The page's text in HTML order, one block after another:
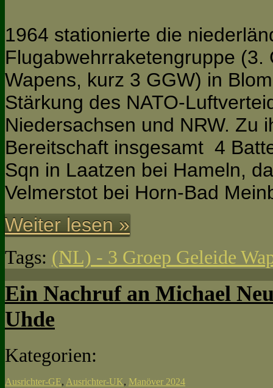
1964 stationierte die
Flugabwehrraketengruppe (3.
Wapens, kurz 3 GGW) in
Stärkung des NATO-
Niedersachsen und NRW. Zu
Bereitschaft insgesamt 4
Sqn in Laatzen bei Hameln,
Velmerstot bei Horn-Bad
Weiter lesen »
Tags: (NL) - 3 Groep Geleide
Ein Nachruf an Michael
Uhde
Kategorien:
Ausrichter-GE, Ausrichter-UK, Manöver 2024